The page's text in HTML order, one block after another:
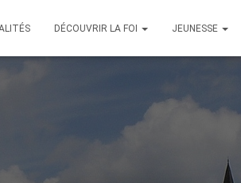
DÉCOUVRIR LA FOI JEUNESSE